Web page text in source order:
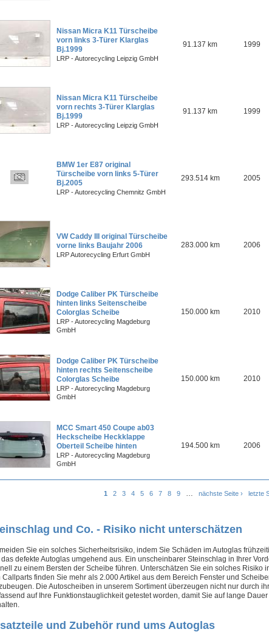
Nissan Micra K11 Türscheibe
vorn links 3-Türer Klarglas
Bj.1999
LRP - Autorecycling Leipzig GmbH
91.137 km 1999
Nissan Micra K11 Türscheibe
vorn rechts 3-Türer Klarglas
Bj.1999
LRP - Autorecycling Leipzig GmbH
91.137 km 1999
BMW 1er E87 original
Türscheibe vorn links 5-Türer
Bj.2005
LRP - Autorecycling Chemnitz GmbH
293.514 km 2005
VW Caddy III original Türscheibe
vorne links Baujahr 2006
LRP Autorecycling Erfurt GmbH
283.000 km 2006
Dodge Caliber PK Türscheibe
hinten links Seitenscheibe
Colorglas Scheibe
LRP - Autorecycling Magdeburg
GmbH
150.000 km 2010
Dodge Caliber PK Türscheibe
hinten rechts Seitenscheibe
Colorglas Scheibe
LRP - Autorecycling Magdeburg
GmbH
150.000 km 2010
MCC Smart 450 Coupe ab03
Heckscheibe Heckklappe
Oberteil Scheibe hinten
LRP - Autorecycling Magdeburg
GmbH
194.500 km 2006
1 2 3 4 5 6 7 8 9 … nächste Seite › letzte
und Co. - Risiko nicht unterschätzen
Sie ein solches Sicherheitsrisiko, indem Sie Schäden im Autoglas
defekte Autoglas umgehend aus. Ein unscheinbarer Steinschlag in Ihrer
zu einem Bersten der Scheibe führen. Unterschätzen Sie ein solches Risiko
Callparts finden Sie mehr als 2.000 Artikel aus dem Bereich Fenster und
Die Autoscheiben in unserem Sortiment überzeugen nicht nur durch
auf Ihre Funktionstauglichkeit getestet worden, damit Sie auf lange
und Zubehör rund ums Autoglas